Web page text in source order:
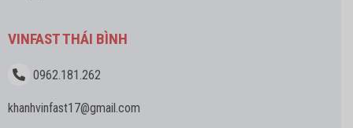
VINFAST THÁI BÌNH
0962.181.262
khanhvinfast17@gmail.com